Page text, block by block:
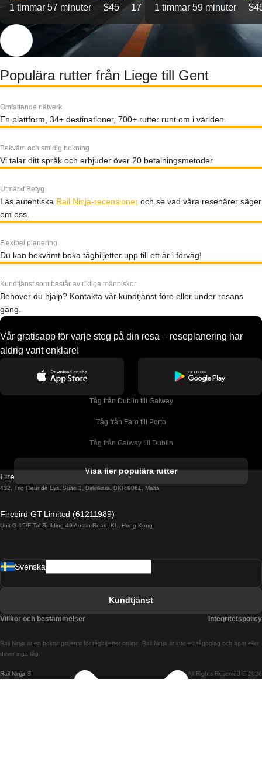
1 timmar 57 minuter $45 17 1 timmar 59 minuter
Populära rutter från Liege till Gent
Omfattande nätverk
En plattform, 34+ destinationer, 700+ rutter runt om i världen.
Bekväm och smidig bokning
Vi talar ditt språk och erbjuder över 20 betalningsmetoder.
Utmärkt Betyg
Läs autentiska Rail Ninja-recensioner och se vad våra resenärer säger
om oss.
Flexibel planering
Du kan bekvämt boka tågbiljetter upp till ett år i förväg!
Kundtjänst som består av riktiga människor
Behöver du hjälp? Kontakta vår kundtjänst före eller under resans
gång.
Vår gratisapp för varje steg på din resa – reseplanering har
aldrig varit enklare!
Tåg från Dublin till Galway
Tåg från Faro till Porto
Tåg från Galway till Dublin
Tåg från Porto till Faro
Tåg från Barcelona till Madrid
Tåg från Budapest till Bratislava
Visa fler populära rutter
Firebird GT Limited (OC 1451)
432, Triq Fleur de Lys, Suite 1, Birkirkara, BKR 9061, Malta
Firebird GT Limited (61211989)
Unit G 15/F Tal Building 49 Austin Road, KL, Hong Kong
Rail Ninja ® All Rights Reserved © 2026
Rail Ninja är en bokningstjänst för tågbiljetter online. Rail Ninja är inte ett tågbolag och äger eller
driver inga tåg.
Svenska
Kundtjänst
Villkor och bestämmelser Integritetspolicy